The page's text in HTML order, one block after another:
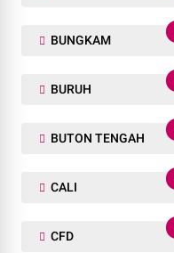
BUNGKAM
BURUH
BUTON TENGAH
CALI
CFD